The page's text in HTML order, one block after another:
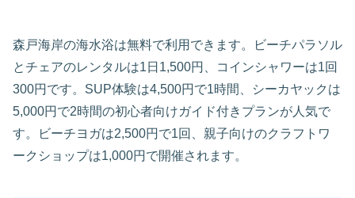
森戸海岸の海水浴は無料で利用できます。ビーチパラソル
とチェアのレンタルは1日1,500円、コインシャワーは1回
300円です。SUP体験は4,500円で1時間、シーカヤックは
5,000円で2時間の初心者向けガイド付きプランが人気で
す。ビーチヨガは2,500円で1回、親子向けのクラフトワ
ークショップは1,000円で開催されます。